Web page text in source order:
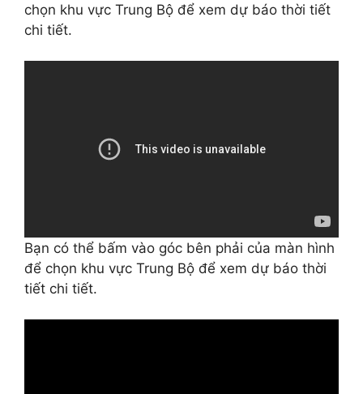
chọn khu vực Trung Bộ để xem dự báo thời tiết
chi tiết.
Bạn có thể bấm vào góc bên phải của màn hình
để chọn khu vực Trung Bộ để xem dự báo thời
tiết chi tiết.